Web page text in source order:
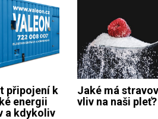
připojení k
energii
a kdykoliv
Jaké má
vliv na naši pleť?